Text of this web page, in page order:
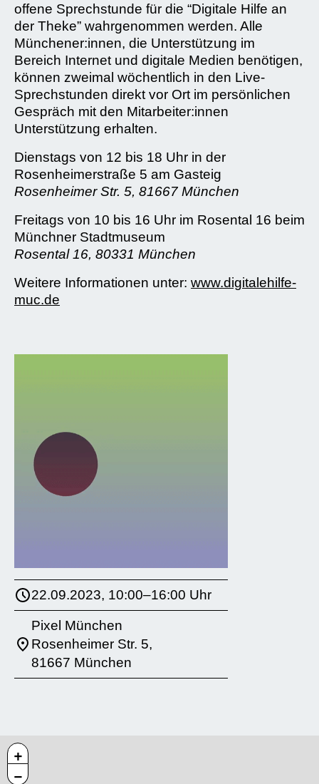
offene Sprechstunde für die “Digitale Hilfe an
der Theke” wahrgenommen werden. Alle
Münchener:innen, die Unterstützung im
Bereich Internet und digitale Medien benötigen,
können zweimal wöchentlich in den Live-
Sprechstunden direkt vor Ort im persönlichen
Gespräch mit den Mitarbeiter:innen
Unterstützung erhalten.
Dienstags von 12 bis 18 Uhr in der
Rosenheimerstraße 5 am Gasteig
Rosenheimer Str. 5, 81667 München
Freitags von 10 bis 16 Uhr im Rosental 16 beim
Münchner Stadtmuseum
Rosental 16, 80331 München
Weitere Informationen unter: www.digitalehilfe-
muc.de
22.09.2023, 10:00–16:00 Uhr
Pixel München
Rosenheimer Str. 5,
81667 München
+
−